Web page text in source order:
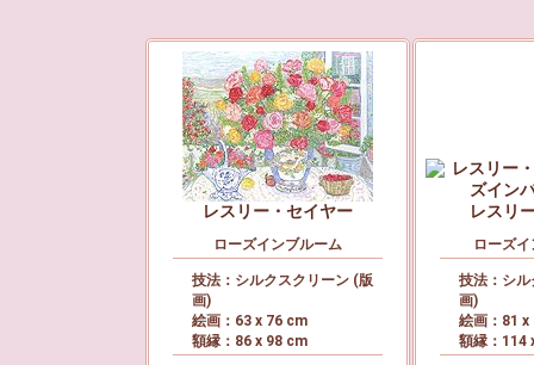
レスリー・セイヤー
ローズインブルーム
技法：シルクスクリーン (版
画)
絵画：63 x 76 cm
額縁：86 x 98 cm
レスリ
ローズ
技法：シ
画)
絵画：81 x
額縁：114